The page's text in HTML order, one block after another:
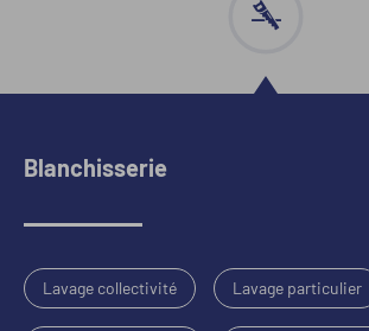
bois
Blanchisserie
Lavage collectivité Lavage particulier